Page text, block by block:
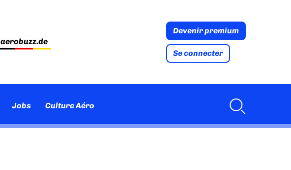
aerobuzz.de
Devenir premium
Se connecter
Jobs Culture Aéro